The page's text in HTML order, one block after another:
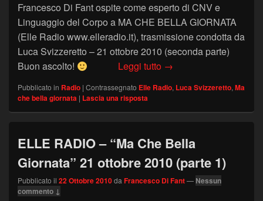
Francesco Di Fant ospite come esperto di CNV e
Linguaggio del Corpo a MA CHE BELLA GIORNATA
(Elle Radio www.elleradio.it), trasmissione condotta da
Luca Svizzeretto – 21 ottobre 2010 (seconda parte)
Buon ascolto!
Leggi tutto ELLE RADIO – “Ma
→
Pubblicato in Radio | Contrassegnato Elle Radio, Luca Svizzeretto, Ma
che bella giornata | Lascia una risposta
ELLE RADIO – “Ma Che Bella
Giornata” 21 ottobre 2010 (parte 1)
Pubblicato il 22 Ottobre 2010da Francesco Di Fant— Nessun
commento ↓